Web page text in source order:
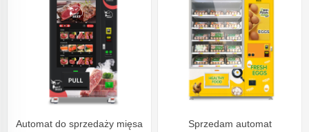
sprzedaży sałatek owocowych
ekranem dotykowym
Automat do sprzedaży mięsa
Sprzedam automat